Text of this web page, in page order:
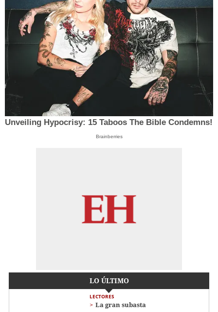
Unveiling Hypocrisy: 15 Taboos The Bible Condemns!
Brainberries
LO ÚLTIMO
LECTORES
La gran subasta